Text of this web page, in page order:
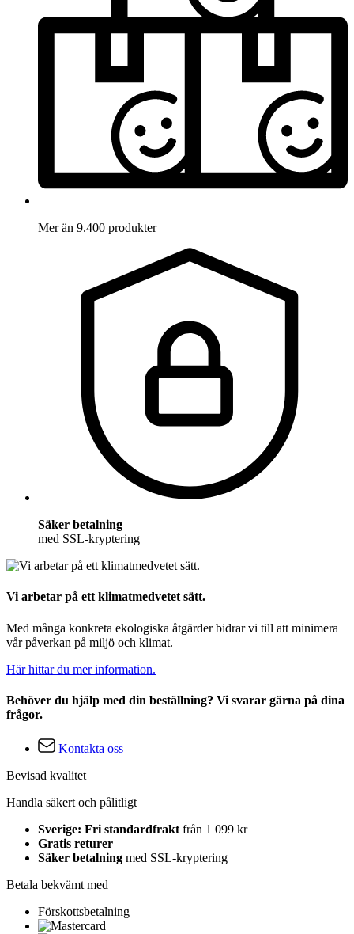
Mer än 9.400 produkter
Säker betalning
med SSL-kryptering
Vi arbetar på ett klimatmedvetet sätt.
Med många konkreta ekologiska åtgärder bidrar vi till att minimera
vår påverkan på miljö och klimat.
Här hittar du mer information.
Behöver du hjälp med din beställning? Vi svarar gärna på dina
frågor.
Kontakta oss
Bevisad kvalitet
Handla säkert och pålitligt
Sverige: Fri standardfrakt från 1 099 kr
Gratis returer
Säker betalning med SSL-kryptering
Betala bekvämt med
Förskottsbetalning